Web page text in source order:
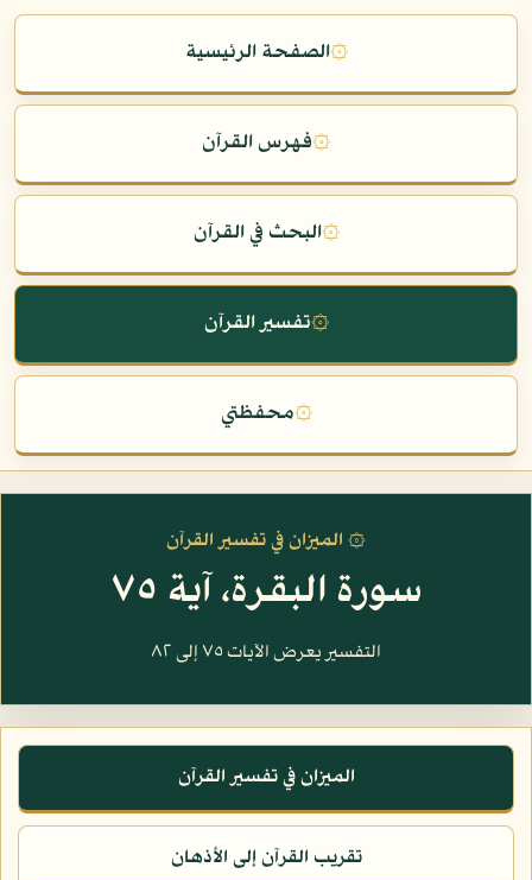
۞الصفحة الرئيسية
۞فهرس القرآن
۞البحث في القرآن
۞تفسير القرآن
۞محفظتي
۞ الميزان في تفسير القرآن
سورة البقرة، آية ٧٥
التفسير يعرض الآيات ٧٥ إلى ٨٢
الميزان في تفسير القرآن
تقريب القرآن إلى الأذهان